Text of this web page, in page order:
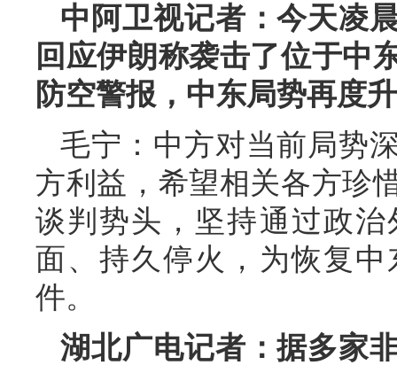
中阿卫视记者：今天凌
回应伊朗称袭击了位于中
防空警报，中东局势再度
毛宁：中方对当前局势
方利益，希望相关各方珍
谈判势头，坚持通过政
面、持久停火，为恢复
件。
湖北广电记者：据多家